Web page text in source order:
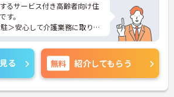
るサービス付き高齢者向け住
す。
＞安心して介護業務に取り組
間を有効活用したい方にもお
者様が安心・安全でいきいき
サポートされています。
面接対策ポイント等、さらに
る 無料 紹介してもらう